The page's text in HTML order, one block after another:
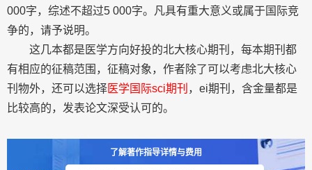
000字，综述不超过5 000字。凡具有重大意义或属于国际竞
争的，请予说明。
这几本都是医学方向好投的北大核心期刊，每本期刊都
有相应的征稿范围，征稿对象，作者除了可以考虑北大核心
刊物外，还可以选择医学国际sci期刊 ，ei期刊，含金量都是
比较高的，发表论文深受认可的。
了解著作指导详情与费用